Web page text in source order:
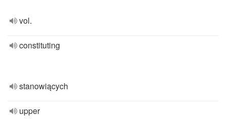
vol.
constituting
stanowiących
upper